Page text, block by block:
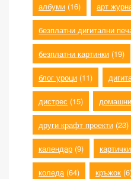
албуми (16) арт
безплатни дигитални
безплатни картинки (19)
блог уроци (11)
дистрес (15)
други крафт проекти (23)
календар (9) картички
коледа (64) кръжок